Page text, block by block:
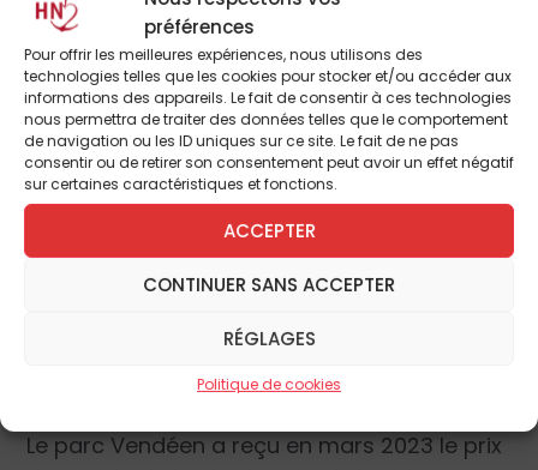
préférences
Pour offrir les meilleures expériences, nous utilisons des
technologies telles que les cookies pour stocker et/ou accéder aux
informations des appareils. Le fait de consentir à ces technologies
nous permettra de traiter des données telles que le comportement
de navigation ou les ID uniques sur ce site. Le fait de ne pas
consentir ou de retirer son consentement peut avoir un effet négatif
sur certaines caractéristiques et fonctions.
ACCEPTER
CONTINUER SANS ACCEPTER
RÉGLAGES
Politique de cookies
Une renommée internationale
Ce n’est pas la première récompense que le
Puy du Fou a reçue. En 2012, le parc vendéen
avait déjà été honoré d’unThea Classic
Awardpour le « meilleur parc du monde ».
Deux ans plus tard, il avait remporté
l’éminent
l’InternationalAssociation of Amusement
organisation regroupant 4 500 parcs à
travers le monde.
Le parc Vendéen a reçu en mars 2023 le prix